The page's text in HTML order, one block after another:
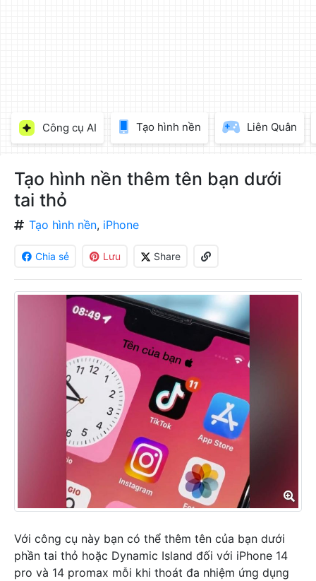
vào
phí
Công cụ AI Tạo hình nền Liên Quân
Tạo hình nền thêm tên bạn dưới
tai thỏ
Tạo hình nền, iPhone
Chia sẻ Lưu Share
Với công cụ này bạn có thể thêm tên của bạn dưới
phần tai thỏ hoặc Dynamic Island đối với iPhone 14
pro và 14 promax mỗi khi thoát đa nhiệm ứng dụng